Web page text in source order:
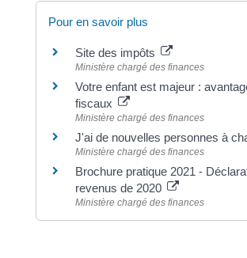
Pour en savoir plus
Site des impôts
Ministère chargé des finances
Votre enfant est majeur :
fiscaux
Ministère chargé des finances
J'ai de nouvelles personnes à
Ministère chargé des finances
Brochure pratique 2021 -
revenus de 2020
Ministère chargé des finances